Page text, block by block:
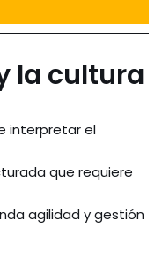
la cultura
interpretar el
que requiere
agilidad y gestión